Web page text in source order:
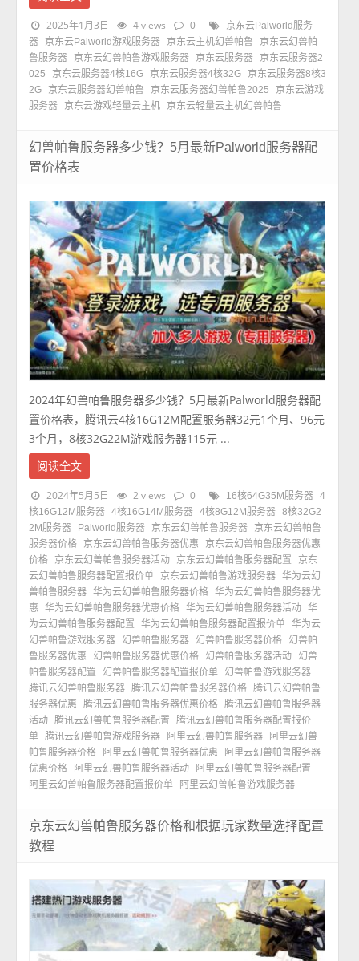
2025年1月3日 4 views 0
京东云Palworld服务
器
京东云Palworld游戏服务器 京东云主机幻兽帕鲁
京东云幻兽帕
鲁服务器
京东云幻兽帕鲁游戏服务器 京东云服务器
京东云服务器2
025
京东云服务器4核16G 京东云服务器4核32G
京东云服务器8核3
2G
京东云服务器幻兽帕鲁 京东云服务器幻兽帕鲁2025
京东云游戏
服务器
京东云游戏轻量云主机 京东云轻量云主机幻兽帕鲁
幻兽帕鲁服务器多少钱？5月最新Palworld服务器配
置价格表
2024年幻兽帕鲁服务器多少钱？5月最新Palworld服务器配
置价格表，腾讯云4核16G12M配置服务器32元1个月、96元
3个月，8核32G22M游戏服务器115元 ...
阅读全文
2024年5月5日 2 views 0 16核64G35M服务器
4
核16G12M服务器 4核16G14M服务器 4核8G12M服务器 8核32G2
2M服务器
Palworld服务器 京东云幻兽帕鲁服务器
京东云幻兽帕鲁
服务器价格
京东云幻兽帕鲁服务器优惠
京东云幻兽帕鲁服务器优惠
价格
京东云幻兽帕鲁服务器活动 京东云幻兽帕鲁服务器配置
京东
云幻兽帕鲁服务器配置报价单
京东云幻兽帕鲁游戏服务器 华为云幻
兽帕鲁服务器 华为云幻兽帕鲁服务器价格 华为云幻兽帕鲁服务器优
惠
华为云幻兽帕鲁服务器优惠价格 华为云幻兽帕鲁服务器活动 华
为云幻兽帕鲁服务器配置
华为云幻兽帕鲁服务器配置报价单 华为云
幻兽帕鲁游戏服务器 幻兽帕鲁服务器 幻兽帕鲁服务器价格 幻兽帕
鲁服务器优惠
幻兽帕鲁服务器优惠价格 幻兽帕鲁服务器活动 幻兽
帕鲁服务器配置
幻兽帕鲁服务器配置报价单 幻兽帕鲁游戏服务器
腾讯云幻兽帕鲁服务器 腾讯云幻兽帕鲁服务器价格 腾讯云幻兽帕鲁
服务器优惠
腾讯云幻兽帕鲁服务器优惠价格 腾讯云幻兽帕鲁服务器
活动 腾讯云幻兽帕鲁服务器配置
腾讯云幻兽帕鲁服务器配置报价
单 腾讯云幻兽帕鲁游戏服务器 阿里云幻兽帕鲁服务器
阿里云幻兽
帕鲁服务器价格
阿里云幻兽帕鲁服务器优惠
阿里云幻兽帕鲁服务器
优惠价格
阿里云幻兽帕鲁服务器活动
阿里云幻兽帕鲁服务器配置
阿里云幻兽帕鲁服务器配置报价单
阿里云幻兽帕鲁游戏服务器
京东云幻兽帕鲁服务器价格和根据玩家数量选择配置
教程